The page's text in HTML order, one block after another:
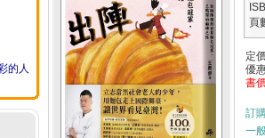
的人
頁
定
優
書
訂
一